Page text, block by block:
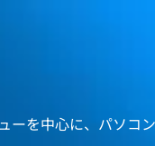
ーを中心に、パソ